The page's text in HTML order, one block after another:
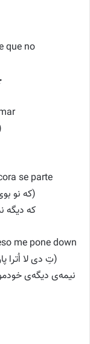
que no
se parte
(که نو
که دیگه
me pone down
(تِ دی لا اُترا
نیمه‌ی دیگه‌ی